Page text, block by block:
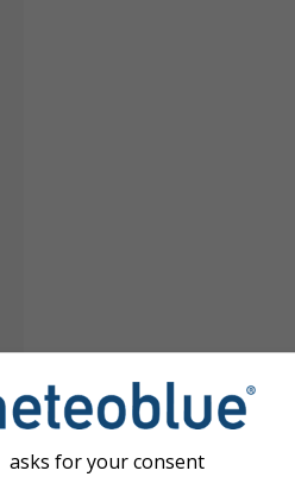
asks for your consent